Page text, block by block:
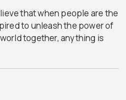
that when people are the
to unleash the power of
together, anything is